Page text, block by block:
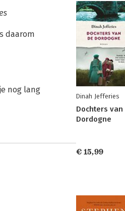
daarom
nog lang
Dinah Jefferies
Dochters van
Dordogne
€ 15,99